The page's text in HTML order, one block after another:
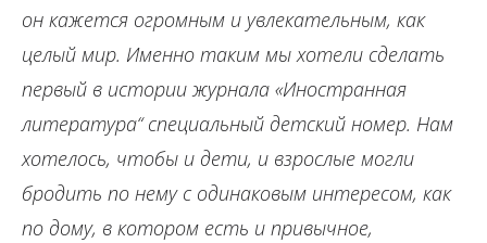
он кажется огромным и увлекательным, как
целый мир. Именно таким мы хотели сделать
первый в истории журнала «‎‎Иностранная
литература“‎ специальный детский номер. Нам
хотелось, чтобы и дети, и взрослые могли
бродить по нему с одинаковым интересом, как
по дому, в котором есть и привычное,